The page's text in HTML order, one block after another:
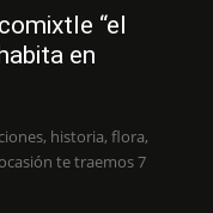
“el
en
historia, flora,
te traemos 7